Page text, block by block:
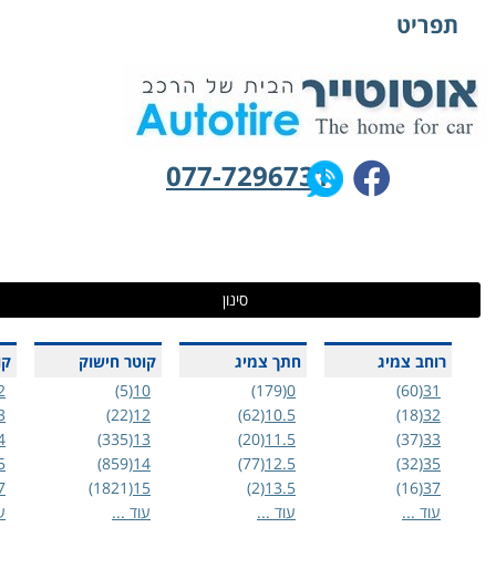
077-7296731
תפריט
סינון
רוחב צמיג
(60)
32
(18)
33
(37)
35
(32)
37
(16)
עוד ...
חתך צמיג
10.5
(62)
11.5
(20)
12.5
(77)
13.5
(2)
עוד ...
קוטר חישוק
10
(5)
12
(22)
13
(335)
14
(859)
15
(1821)
עוד ...
72
(7)
73
(37)
74
(6)
75
(96)
77
(52)